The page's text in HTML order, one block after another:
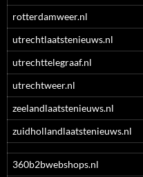
rotterdamweer.nl
utrechtlaatstenieuws.nl
utrechttelegraaf.nl
utrechtweer.nl
zeelandlaatstenieuws.nl
zuidhollandlaatstenieuws.nl
360b2bwebshops.nl